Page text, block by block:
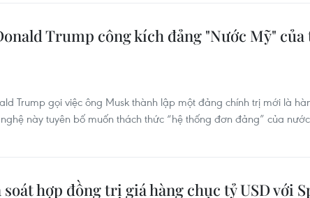
Trump công kích đảng "Nước Mỹ"
Trump gọi việc ông Musk thành lập một đảng chính trị mới là
này tuyên bố muốn thách thức “hệ thống đơn đảng” của
hợp đồng trị giá hàng chục tỷ USD với